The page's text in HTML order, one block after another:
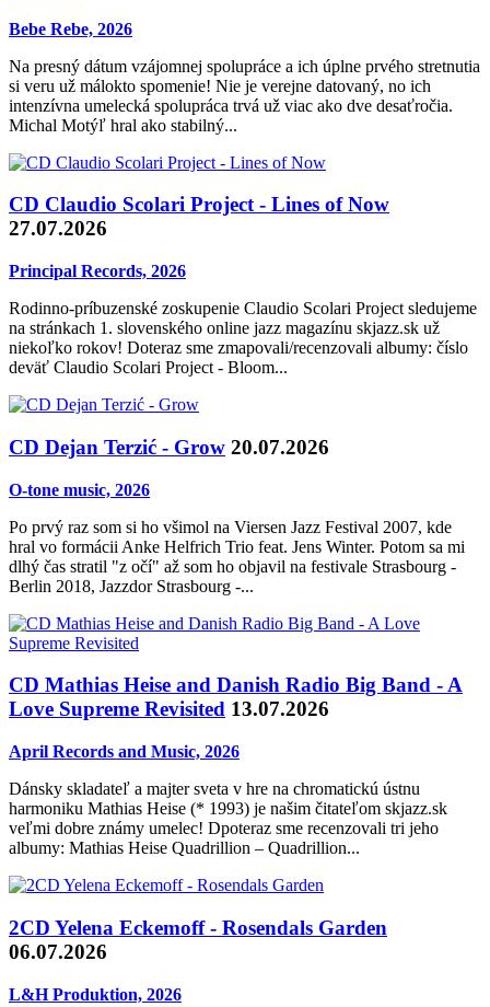
Bebe Rebe, 2026
Na presný dátum vzájomnej spolupráce a ich úplne prvého stretnutia
si veru už málokto spomenie! Nie je verejne datovaný, no ich
intenzívna umelecká spolupráca trvá už viac ako dve desaťročia.
Michal Motýľ hral ako stabilný...
CD Claudio Scolari Project - Lines of Now
27.07.2026
Principal Records, 2026
Rodinno-príbuzenské zoskupenie Claudio Scolari Project sledujeme
na stránkach 1. slovenského online jazz magazínu skjazz.sk už
niekoľko rokov! Doteraz sme zmapovali/recenzovali albumy: číslo
deväť Claudio Scolari Project - Bloom...
CD Dejan Terzić - Grow 20.07.2026
O-tone music, 2026
Po prvý raz som si ho všimol na Viersen Jazz Festival 2007, kde
hral vo formácii Anke Helfrich Trio feat. Jens Winter. Potom sa mi
dlhý čas stratil "z očí" až som ho objavil na festivale Strasbourg -
Berlin 2018, Jazzdor Strasbourg -...
CD Mathias Heise and Danish Radio Big Band - A
Love Supreme Revisited 13.07.2026
April Records and Music, 2026
Dánsky skladateľ a majter sveta v hre na chromatickú ústnu
harmoniku Mathias Heise (* 1993) je našim čitateľom skjazz.sk
veľmi dobre známy umelec! Dpoteraz sme recenzovali tri jeho
albumy: Mathias Heise Quadrillion – Quadrillion...
2CD Yelena Eckemoff - Rosendals Garden
06.07.2026
L&H Produktion, 2026